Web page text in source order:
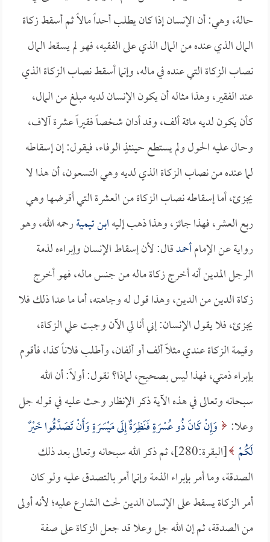
حالة، وهي: أن الإنسان إذا كان يطلب أحداً مالاً ثم أسقط زكاة
المال الذي عنده من المال الذي على الفقيه، فهو لم يسقط المال
نصاب الزكاة التي عنده في ماله، وإنما أسقط نصاب الزكاة الذي
عند الفقير، وهذا مثاله أن يكون الإنسان لديه مبلغ من المال،
كأن يكون لديه مائة ألف، وقد أدان شخصاً فقيراً عشرة آلاف،
وحال عليه الحول ولم يستطع حينئذٍ الوفاء، فيقول: إن إسقاطه
لما عنده من نصاب الزكاة الذي لديه وهي التسعون، أن هذا لا
يجزئ، أما إسقاطه نصاب الزكاة من العشرة التي أقرضها وهي
ربع العشر، فهذا جائز، وهذا ذهب إليهابن تيميةرحمه الله، وهو
رواية عن الإمامأحمدقال: لأن إسقاط الإنسان وإبراءه لذمة
الرجل المدين أنه أخرج زكاة ماله من جنس ماله، فهو أخرج
زكاة الدين من الدين، وهذا قول له وجاهته، أما ما عدا ذلك فلا
يجزئ، فلا يقول الإنسان: إني أنا لي الآن وجبت علي الزكاة،
وقيمة الزكاة عندي مثلاً ألف أو ألفان، وأطلب فلاناً كذا، فأقوم
بإبراء ذمتي، فهذا ليس بصحيح، لماذا؟ نقول: أولاً: أن الله
سبحانه وتعالى في هذه الآية ذكر الإنظار وحث عليه في قوله جل
وعلا:
وَإِنْ كَانَ ذُو عُسْرَةٍ فَنَظِرَةٌ إِلَى مَيْسَرَةٍ وَأَنْ تَصَدَّقُوا خَيْرٌ
لَكُمْ
[البقرة:280]، ثم ذكر الله سبحانه وتعالى بعد ذلك
الصدقة، وما أمر بإبراء الذمة وإنما أمر بالتصدق عليه ولو كان
أمر الزكاة يسقط على الإنسان الدين لحث الشارع عليه؛ لأنه أولى
من الصدقة، ثم إن الله جل وعلا قد جعل الزكاة على صفة